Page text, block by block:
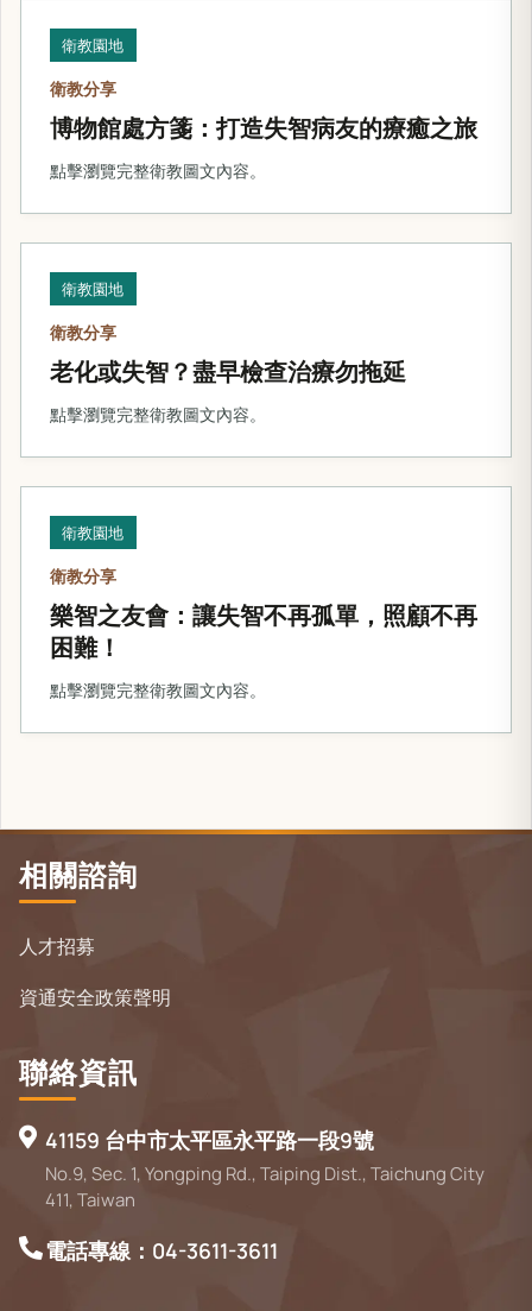
衛教園地
衛教分享
博物館處方箋：打造失智病友的療癒之旅
點擊瀏覽完整衛教圖文內容。
衛教園地
衛教分享
老化或失智？盡早檢查治療勿拖延
點擊瀏覽完整衛教圖文內容。
衛教園地
衛教分享
樂智之友會：讓失智不再孤單，照顧不再
困難！
點擊瀏覽完整衛教圖文內容。
相關諮詢
人才招募
資通安全政策聲明
聯絡資訊
41159 台中市太平區永平路一段9號
No.9, Sec. 1, Yongping Rd., Taiping Dist., Taichung City
411, Taiwan
電話專線：04-3611-3611